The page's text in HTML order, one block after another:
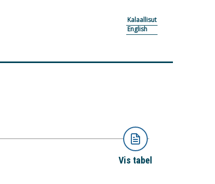
Kalaallisut
English
Vis tabel